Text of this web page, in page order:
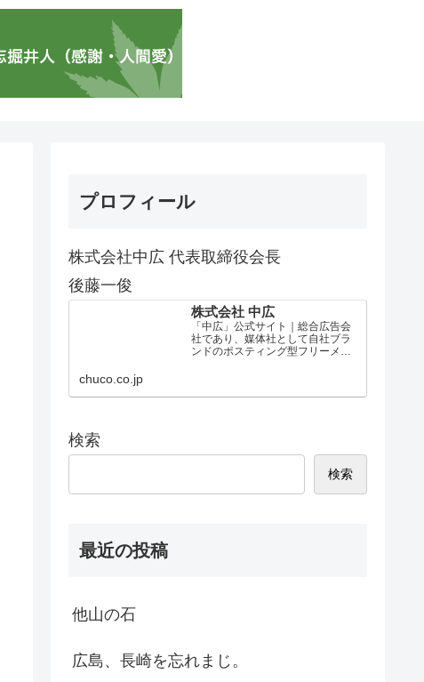
プロフィール
株式会社中広 代表取締役会長
後藤一俊
株式会社 中広
「中広」公式サイト｜総合広告会
社であり、媒体社として自社ブラ
ンドのポスティング型フリーメデ
chuco.co.jp
検索
検索
最近の投稿
他山の石
広島、長崎を忘れまじ。